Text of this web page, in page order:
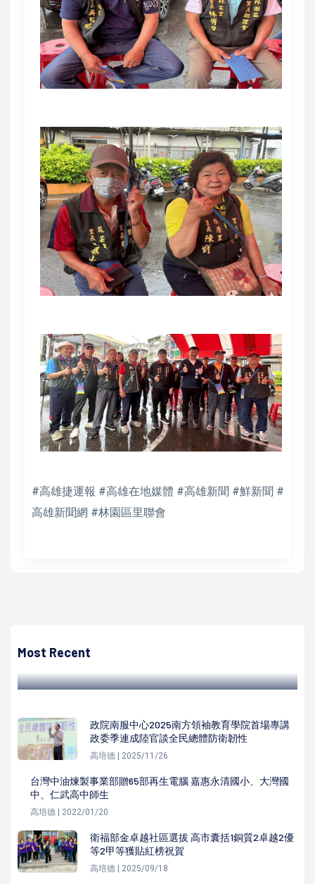
#高雄捷運報 #高雄在地媒體 #高雄新聞 #鮮新聞 #
高雄新聞網 #林園區里聯會
Most Recent
確保安全
政院南服中心2025南方領袖教育學院首場專講
政委季連成陸官談全民總體防衛韌性
高培德 | 2025/11/26
台灣中油煉製事業部贈65部再生電腦 嘉惠永清國小、大灣國
中、仁武高中師生
高培德 | 2022/01/20
衛福部金卓越社區選拔 高市囊括1銅質2卓越2優
等2甲等獲貼紅榜祝賀
高培德 | 2025/09/18